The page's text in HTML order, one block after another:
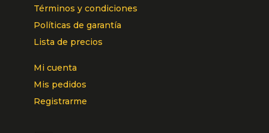
Términos y condiciones
Políticas de garantía
Lista de precios
Mi cuenta
Mis pedidos
Registrarme